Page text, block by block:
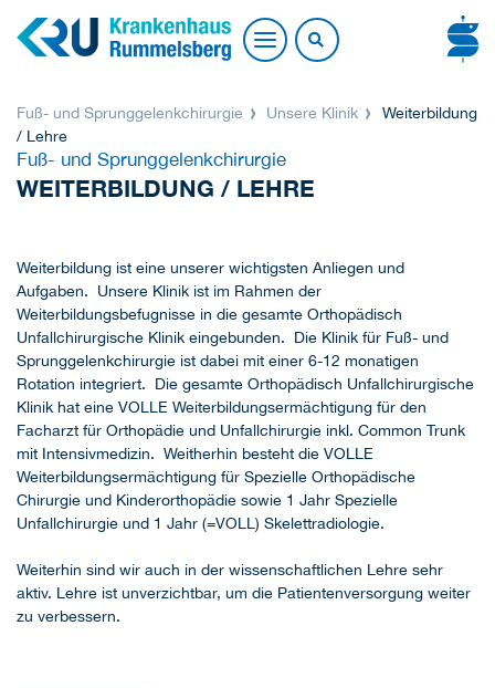
Fuß- und Sprunggelenkchirurgie Unsere Klinik
Weiterbildung
/ Lehre
Fuß- und Sprunggelenkchirurgie
WEITERBILDUNG / LEHRE
Weiterbildung ist eine unserer wichtigsten Anliegen und
Aufgaben. Unsere Klinik ist im Rahmen der
Weiterbildungsbefugnisse in die gesamte Orthopädisch
Unfallchirurgische Klinik eingebunden. Die Klinik für Fuß- und
Sprunggelenkchirurgie ist dabei mit einer 6-12 monatigen
Rotation integriert. Die gesamte Orthopädisch Unfallchirurgische
Klinik hat eine VOLLE Weiterbildungsermächtigung für den
Facharzt für Orthopädie und Unfallchirurgie inkl. Common Trunk
mit Intensivmedizin. Weitherhin besteht die VOLLE
Weiterbildungsermächtigung für Spezielle Orthopädische
Chirurgie und Kinderorthopädie sowie 1 Jahr Spezielle
Unfallchirurgie und 1 Jahr (=VOLL) Skelettradiologie.
Weiterhin sind wir auch in der wissenschaftlichen Lehre sehr
aktiv. Lehre ist unverzichtbar, um die Patientenversorgung weiter
zu verbessern.